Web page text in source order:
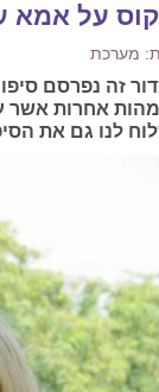
על אמא
מערכת
זה נפרסם
אחרות אשר
לנו גם את